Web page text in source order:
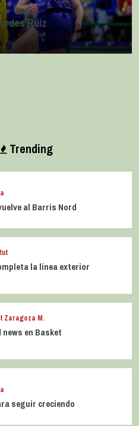
Ruiz
Trending
al Barris Nord
la línea exterior
Zaragoza M.
news en Basket
seguir creciendo